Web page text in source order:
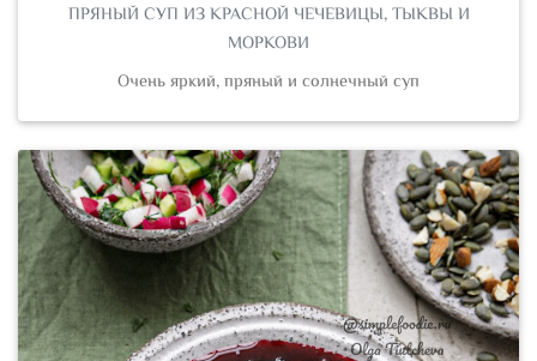
ПРЯНЫЙ СУП ИЗ КРАСНОЙ ЧЕЧЕВИЦЫ, ТЫКВЫ И
МОРКОВИ
Очень яркий, пряный и солнечный суп